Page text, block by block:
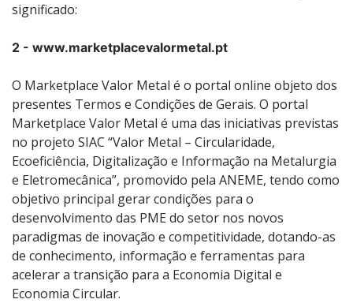
significado:
2 - www.marketplacevalormetal.pt
O Marketplace Valor Metal é o portal online objeto dos
presentes Termos e Condições de Gerais. O portal
Marketplace Valor Metal é uma das iniciativas previstas
no projeto SIAC “Valor Metal – Circularidade,
Ecoeficiência, Digitalização e Informação na Metalurgia
e Eletromecânica”, promovido pela ANEME, tendo como
objetivo principal gerar condições para o
desenvolvimento das PME do setor nos novos
paradigmas de inovação e competitividade, dotando-as
de conhecimento, informação e ferramentas para
acelerar a transição para a Economia Digital e
Economia Circular.